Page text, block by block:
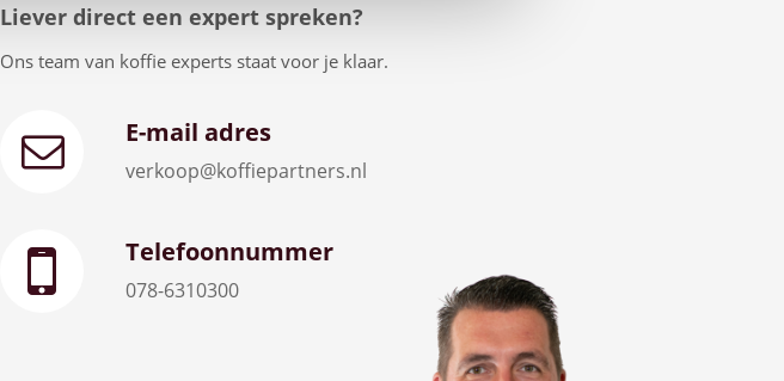
Liever direct een expert spreken?
Ons team van koffie experts staat voor je klaar.
E-mail adres
verkoop@koffiepartners.nl
Telefoonnummer
078-6310300